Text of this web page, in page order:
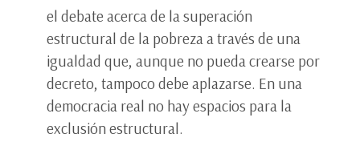
el debate acerca de la superación
estructural de la pobreza a través de una
igualdad que, aunque no pueda crearse por
decreto, tampoco debe aplazarse. En una
democracia real no hay espacios para la
exclusión estructural.